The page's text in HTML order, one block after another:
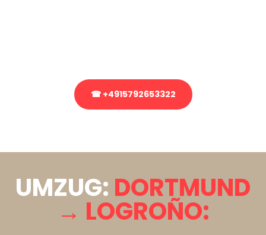
☎ +4915792653322
UMZUG: DORTMUND
→ LOGROÑO: